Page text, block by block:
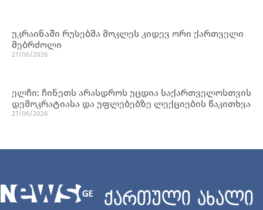
უკრაინაში რუსებმა მოკლეს კიდევ ორი ქართველი
მებრძოლი
27/06/2026
ელჩი: ჩინეთს არასდროს უცდია საქართველოსთვის
დემოკრატიასა და უფლებებზე ლექციების წაკითხვა
27/06/2026
ქართული ახალი